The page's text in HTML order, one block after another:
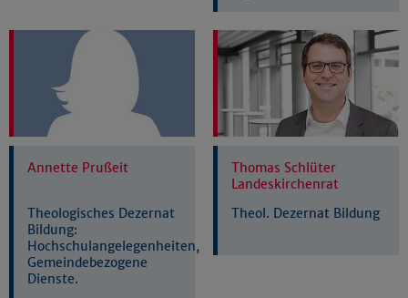
Annette Prußeit
Theologisches Dezernat
Bildung:
Hochschulangelegenheiten,
Gemeindebezogene
Dienste.
Thomas Schlüter
Landeskirchenrat
Theol. Dezernat Bildung